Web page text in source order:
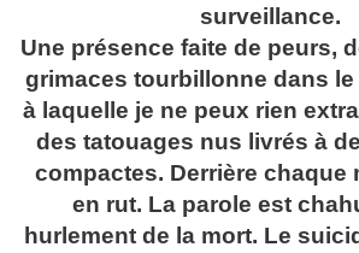
surveillance.
Une présence faite de peurs,
grimaces tourbillonne dans le
à laquelle je ne peux rien
des tatouages nus livrés à
compactes. Derrière chaque
en rut. La parole est
hurlement de la mort. Le